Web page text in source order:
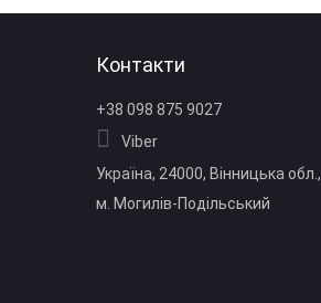
Контакти
+38 098 875 9027
Viber
Україна, 24000, Вінницька обл.,
м. Могилів‑Подільський